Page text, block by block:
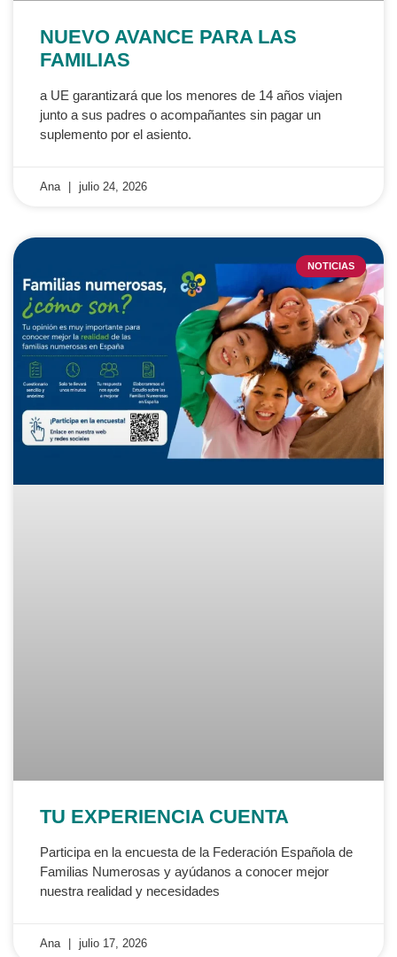
NUEVO AVANCE PARA LAS
FAMILIAS
a UE garantizará que los menores de 14 años viajen
junto a sus padres o acompañantes sin pagar un
suplemento por el asiento.
Ana julio 24, 2026
NOTICIAS
TU EXPERIENCIA CUENTA
Participa en la encuesta de la Federación Española de
Familias Numerosas y ayúdanos a conocer mejor
nuestra realidad y necesidades
Ana julio 17, 2026